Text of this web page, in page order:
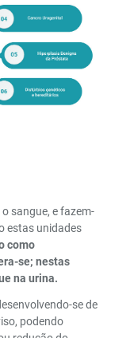
sangue, e fazem-
estas unidades
como
se; nestas
na urina.
se de
podendo